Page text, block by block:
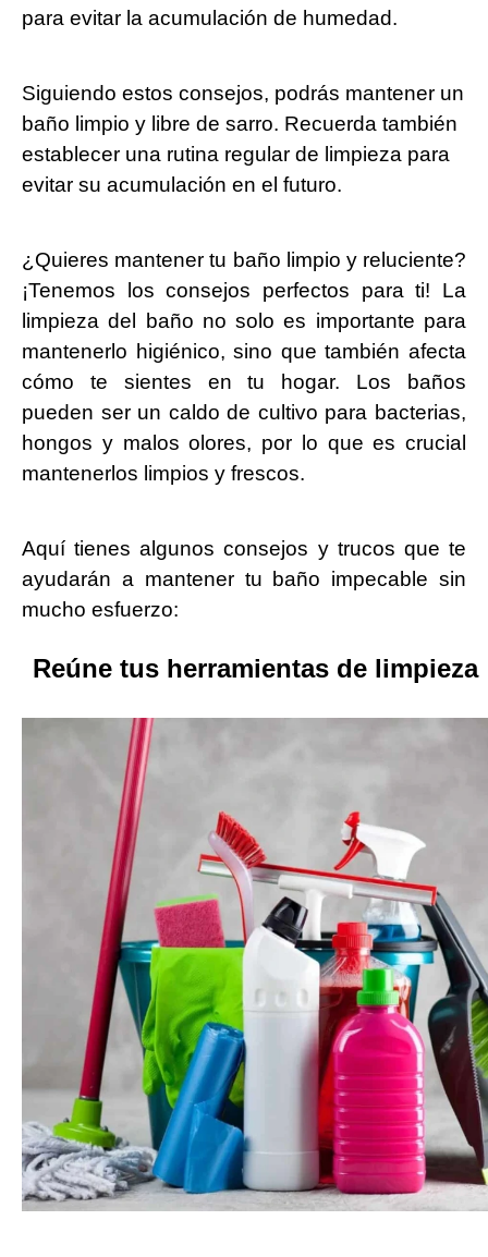
para evitar la acumulación de humedad.
Siguiendo estos consejos, podrás mantener un
baño limpio y libre de sarro. Recuerda también
establecer una rutina regular de limpieza para
evitar su acumulación en el futuro.
¿Quieres mantener tu baño limpio y reluciente?
¡Tenemos los consejos perfectos para ti! La
limpieza del baño no solo es importante para
mantenerlo higiénico, sino que también afecta
cómo te sientes en tu hogar. Los baños
pueden ser un caldo de cultivo para bacterias,
hongos y malos olores, por lo que es crucial
mantenerlos limpios y frescos.
Aquí tienes algunos consejos y trucos que te
ayudarán a mantener tu baño impecable sin
mucho esfuerzo:
Reúne tus herramientas de limpieza